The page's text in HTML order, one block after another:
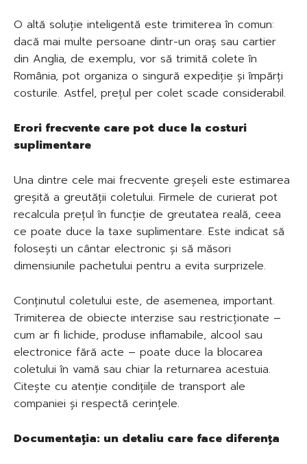
O altă soluție inteligentă este trimiterea în comun:
dacă mai multe persoane dintr-un oraș sau cartier
din Anglia, de exemplu, vor să trimită colete în
România, pot organiza o singură expediție și împărți
costurile. Astfel, prețul per colet scade considerabil.
Erori frecvente care pot duce la costuri
suplimentare
Una dintre cele mai frecvente greșeli este estimarea
greșită a greutății coletului. Firmele de curierat pot
recalcula prețul în funcție de greutatea reală, ceea
ce poate duce la taxe suplimentare. Este indicat să
folosești un cântar electronic și să măsori
dimensiunile pachetului pentru a evita surprizele.
Conținutul coletului este, de asemenea, important.
Trimiterea de obiecte interzise sau restricționate –
cum ar fi lichide, produse inflamabile, alcool sau
electronice fără acte – poate duce la blocarea
coletului în vamă sau chiar la returnarea acestuia.
Citește cu atenție condițiile de transport ale
companiei și respectă cerințele.
Documentația: un detaliu care face diferența